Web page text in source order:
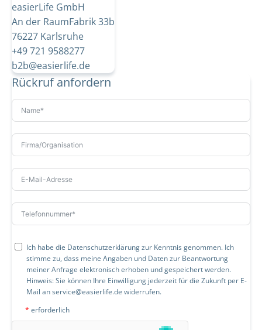
easierLife GmbH
An der RaumFabrik 33b
76227 Karlsruhe
+49 721 9588277
b2b@easierlife.de
Rückruf anfordern
Ich habe die Datenschutzerklärungzur Kenntnis genommen. Ich
stimme zu, dass meine Angaben und Daten zur Beantwortung
meiner Anfrage elektronisch erhoben und gespeichert werden.
Hinweis: Sie können Ihre Einwilligung jederzeit für die Zukunft per E-
Mail anservice@easierlife.de widerrufen.
* erforderlich